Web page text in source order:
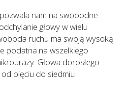
nam na swobodne
głowy w wielu
ruchu ma swoją wysoką
podatna na wszelkiego
Głowa dorosłego
pięciu do siedmiu